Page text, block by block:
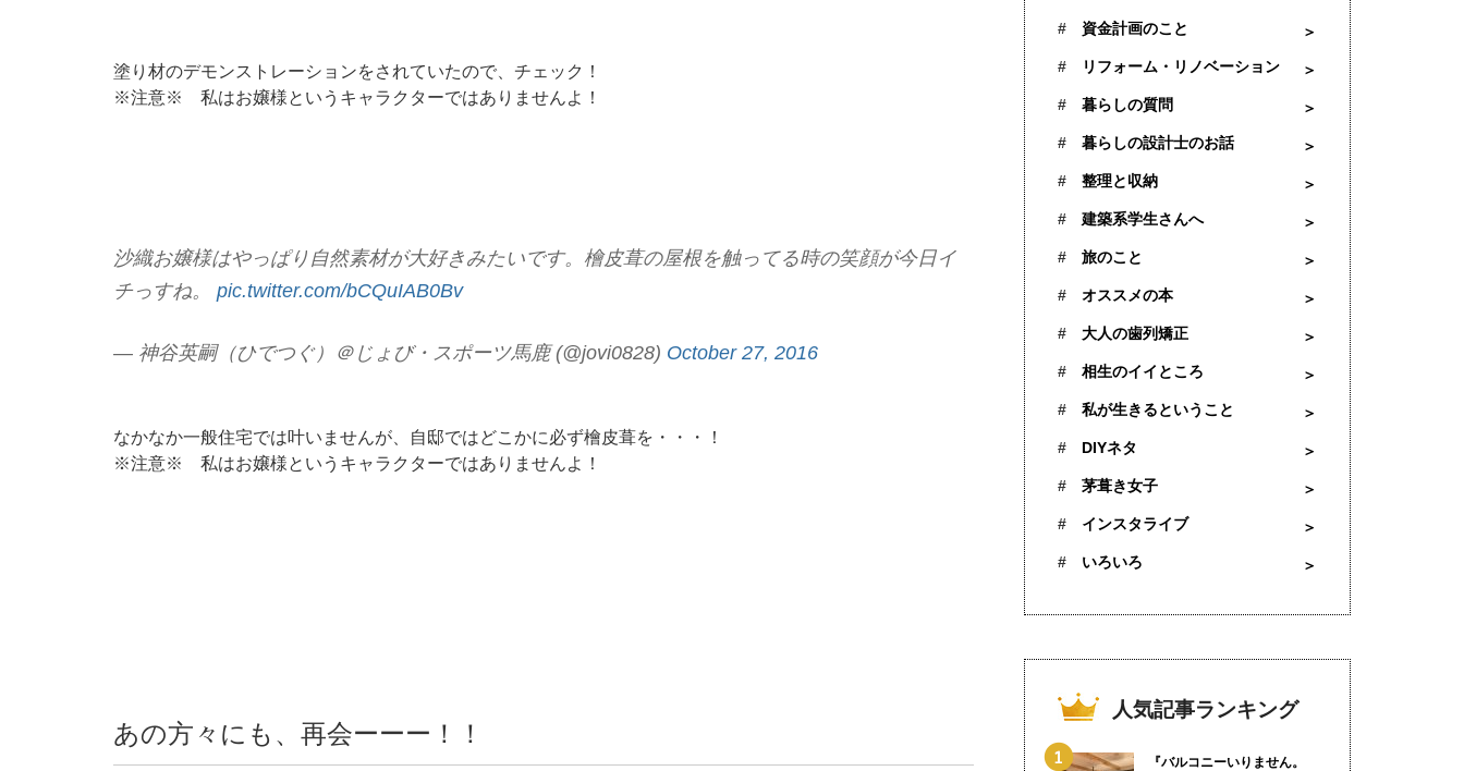
塗り材のデモンストレーションをされていたので、チェック！
※注意※ 私はお嬢様というキャラクターではありませんよ！
沙織お嬢様はやっぱり自然素材が大好きみたいです。檜皮葺の屋根を触ってる時の笑顔が今日イ
チっすね。 pic.twitter.com/bCQuIAB0Bv
— 神谷英嗣（ひでつぐ）＠じょび・スポーツ馬鹿 (@jovi0828) October 27, 2016
なかなか一般住宅では叶いませんが、自邸ではどこかに必ず檜皮葺を・・・！
※注意※ 私はお嬢様というキャラクターではありませんよ！
あの方々にも、再会ーーー！！
資金計画のこと
リフォーム・リノベーション
暮らしの質問
暮らしの設計士のお話
整理と収納
建築系学生さんへ
旅のこと
オススメの本
大人の歯列矯正
相生のイイところ
私が生きるということ
DIYネタ
茅葺き女子
インスタライブ
いろいろ
人気記事ランキング
『バルコニーいりません。